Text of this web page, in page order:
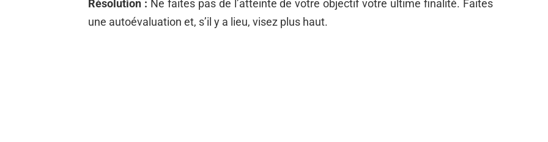
Résolution : Ne faites pas de l’atteinte de votre objectif votre ultime finalité. Faites
une autoévaluation et, s’il y a lieu, visez plus haut.